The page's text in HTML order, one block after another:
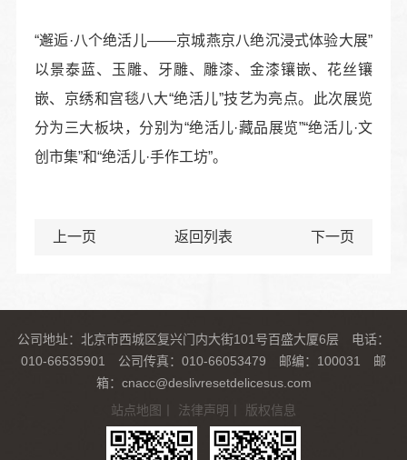
“邂逅·八个绝活儿——京城燕京八绝沉浸式体验大展”
以景泰蓝、玉雕、牙雕、雕漆、金漆镶嵌、花丝镶
嵌、京绣和宫毯八大“绝活儿”技艺为亮点。此次展览
分为三大板块，分别为“绝活儿·藏品展览”“绝活儿·文
创市集”和“绝活儿·手作工坊”。
上一页 返回列表 下一页
公司地址：北京市西城区复兴门内大街101号百盛大厦6层 电话：
010-66535901 公司传真：010-66053479 邮编：100031 邮
箱：cnacc@deslivresetdelicesus.com
站点地图
法律声明 版权信息